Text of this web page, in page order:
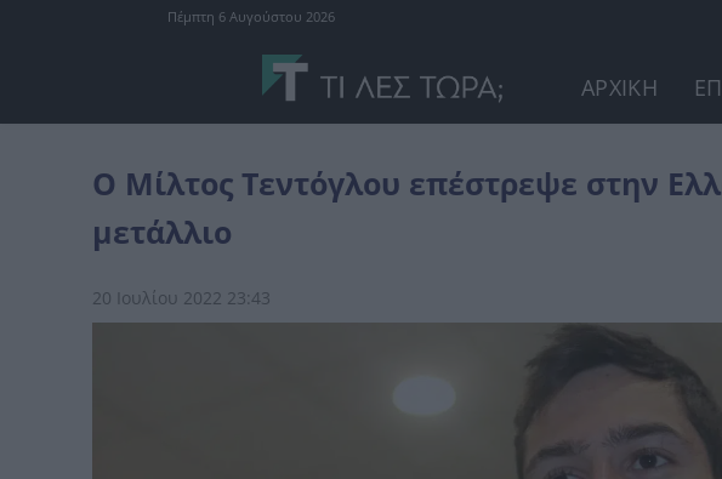
Πέμπτη 6 Αυγούστου 2026
ΑΡΧΙΚΗ
Ο Μίλτος Τεντόγλου επέστρεψε στην
μετάλλιο
20 Ιουλίου 2022 23:43